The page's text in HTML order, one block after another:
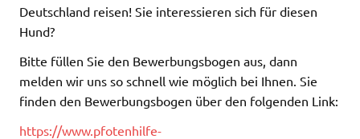
Deutschland reisen! Sie interessieren sich für diesen
Hund?
Bitte füllen Sie den Bewerbungsbogen aus, dann
melden wir uns so schnell wie möglich bei Ihnen. Sie
finden den Bewerbungsbogen über den folgenden Link:
https://www.pfotenhilfe-